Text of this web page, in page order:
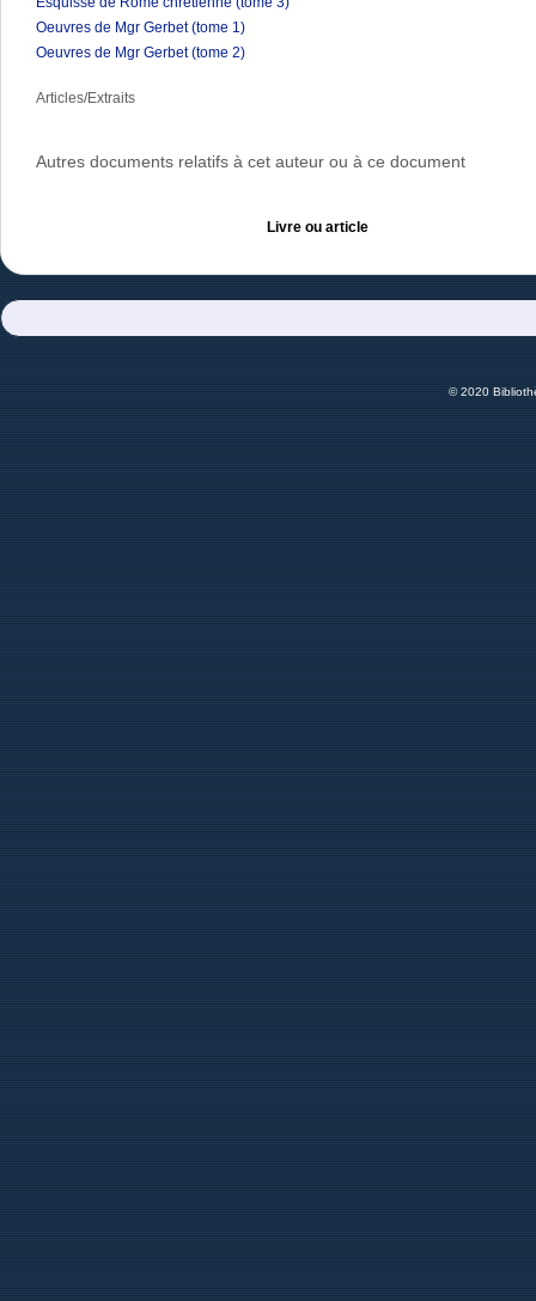
Oeuvres de Mgr Gerbet (tome 1)
Oeuvres de Mgr Gerbet (tome 2)
Articles/Extraits
Autres documents relatifs à cet auteur ou à ce document
Livre ou article
© 2020